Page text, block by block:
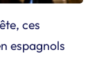
ces
espagnols